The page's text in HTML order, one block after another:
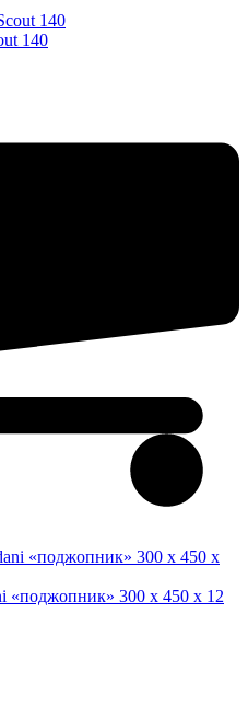
140
«поджопник» 300 x 450 х 12